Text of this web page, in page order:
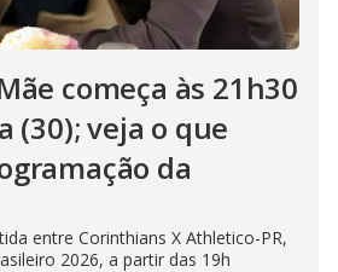
começa às 21h30
(30); veja o que
da
entre Corinthians X Athletico-PR,
2026, a partir das 19h